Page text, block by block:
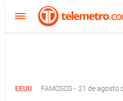
EEUU FAMOSOS- 21 de agosto